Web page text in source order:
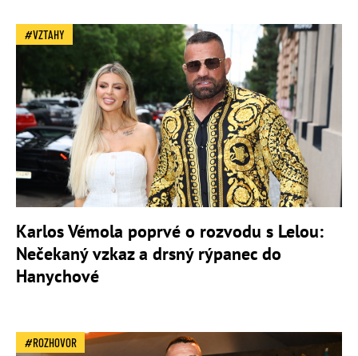
VZTAHY
Karlos Vémola poprvé o rozvodu s Lelou:
Nečekaný vzkaz a drsný rýpanec do
Hanychové
ROZHOVOR